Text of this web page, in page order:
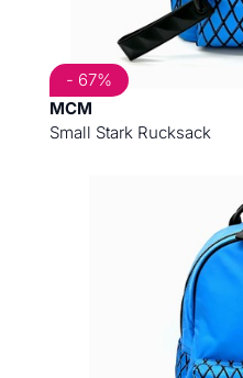
MCM
Small Stark Rucksack
- 67%